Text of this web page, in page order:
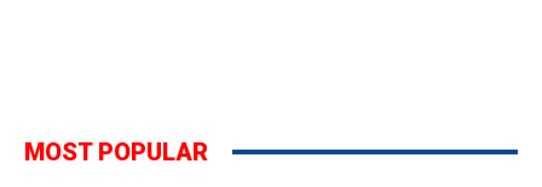
MOST POPULAR